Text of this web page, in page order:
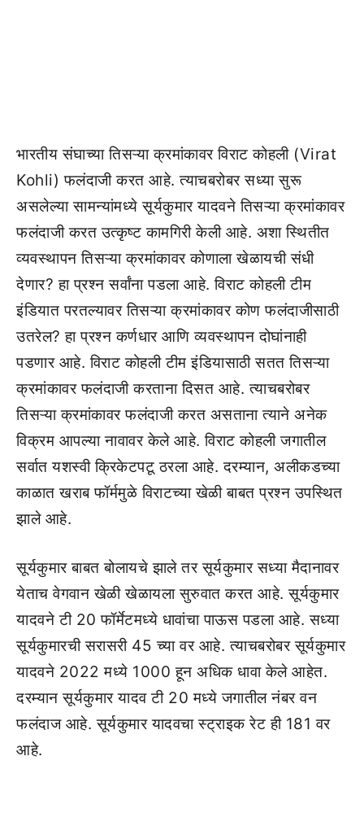
भारतीय संघाच्या तिसऱ्या क्रमांकावर विराट कोहली (Virat
Kohli) फलंदाजी करत आहे. त्याचबरोबर सध्या सुरू
असलेल्या सामन्यांमध्ये सूर्यकुमार यादवने तिसऱ्या क्रमांकावर
फलंदाजी करत उत्कृष्ट कामगिरी केली आहे. अशा स्थितीत
व्यवस्थापन तिसऱ्या क्रमांकावर कोणाला खेळायची संधी
देणार? हा प्रश्न सर्वांना पडला आहे. विराट कोहली टीम
इंडियात परतल्यावर तिसऱ्या क्रमांकावर कोण फलंदाजीसाठी
उतरेल? हा प्रश्न कर्णधार आणि व्यवस्थापन दोघांनाही
पडणार आहे. विराट कोहली टीम इंडियासाठी सतत तिसऱ्या
क्रमांकावर फलंदाजी करताना दिसत आहे. त्याचबरोबर
तिसऱ्या क्रमांकावर फलंदाजी करत असताना त्याने अनेक
विक्रम आपल्या नावावर केले आहे. विराट कोहली जगातील
सर्वात यशस्वी क्रिकेटपटू ठरला आहे. दरम्यान, अलीकडच्या
काळात खराब फॉर्ममुळे विराटच्या खेळी बाबत प्रश्न उपस्थित
झाले आहे.
सूर्यकुमार बाबत बोलायचे झाले तर सूर्यकुमार सध्या मैदानावर
येताच वेगवान खेळी खेळायला सुरुवात करत आहे. सूर्यकुमार
यादवने टी 20 फॉर्मेटमध्ये धावांचा पाऊस पडला आहे. सध्या
सूर्यकुमारची सरासरी 45 च्या वर आहे. त्याचबरोबर सूर्यकुमार
यादवने 2022 मध्ये 1000 हून अधिक धावा केले आहेत.
दरम्यान सूर्यकुमार यादव टी 20 मध्ये जगातील नंबर वन
फलंदाज आहे. सूर्यकुमार यादवचा स्ट्राइक रेट ही 181 वर
आहे.